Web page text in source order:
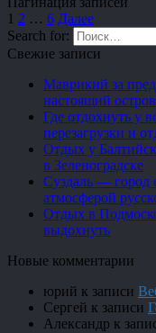
1 2 … 6 Далее
Search for:
Свежие записи
Маврикий за
настоящий остров
Где отдохнуть у
перезагрузки и
Отдых у
в Зеленоградске
Суздаль — город
атмосферой
Отдых в
выдохнуть
Новые комментарии
юрий к записи
Сергей к записи
Александр к